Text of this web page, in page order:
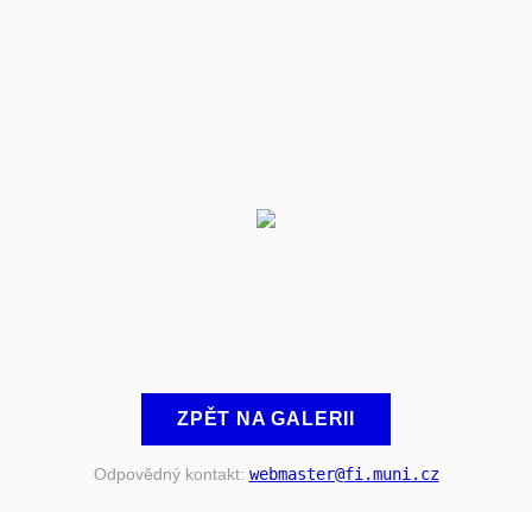
ZPĚT NA GALERII
Odpovědný kontakt: webmaster@fi.muni.cz